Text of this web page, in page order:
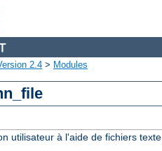
2.4 > Modules
utilisateur à l'aide de fichiers texte